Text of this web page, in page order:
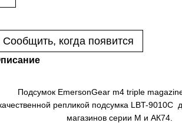
Сообщить, когда появится
Подсумок EmersonGear m4 triple
репликой подсумка LBT-9010С
магазинов серии М и АК74.